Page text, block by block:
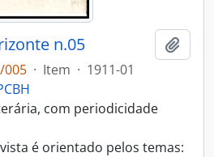
n.05
005 · Item · 1911-01
com periodicidade
é orientado pelos temas: